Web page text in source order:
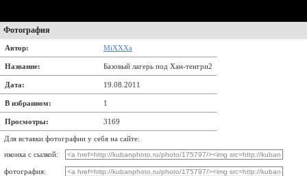
Фотография
Автор: MiXXXa
Название: Базовый лагерь под Хан-тенгри2
Дата: 19.08.2011
В избранном: 1
Просмотры: 3169
Для вставки фотографии у себя на сайте:
иконка с сылкой:
фотография: